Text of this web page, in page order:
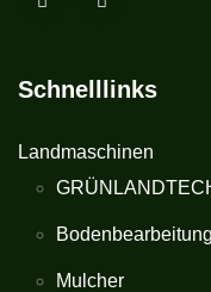
Schnelllinks
Landmaschinen
Bodenbearbeitung
Mulcher